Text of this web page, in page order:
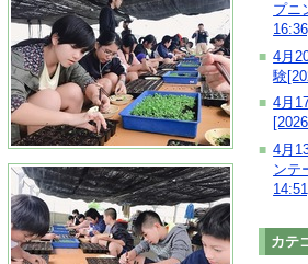
プニ
■ 4月
験
■ 4月
■ 4月
ンテ
カテ